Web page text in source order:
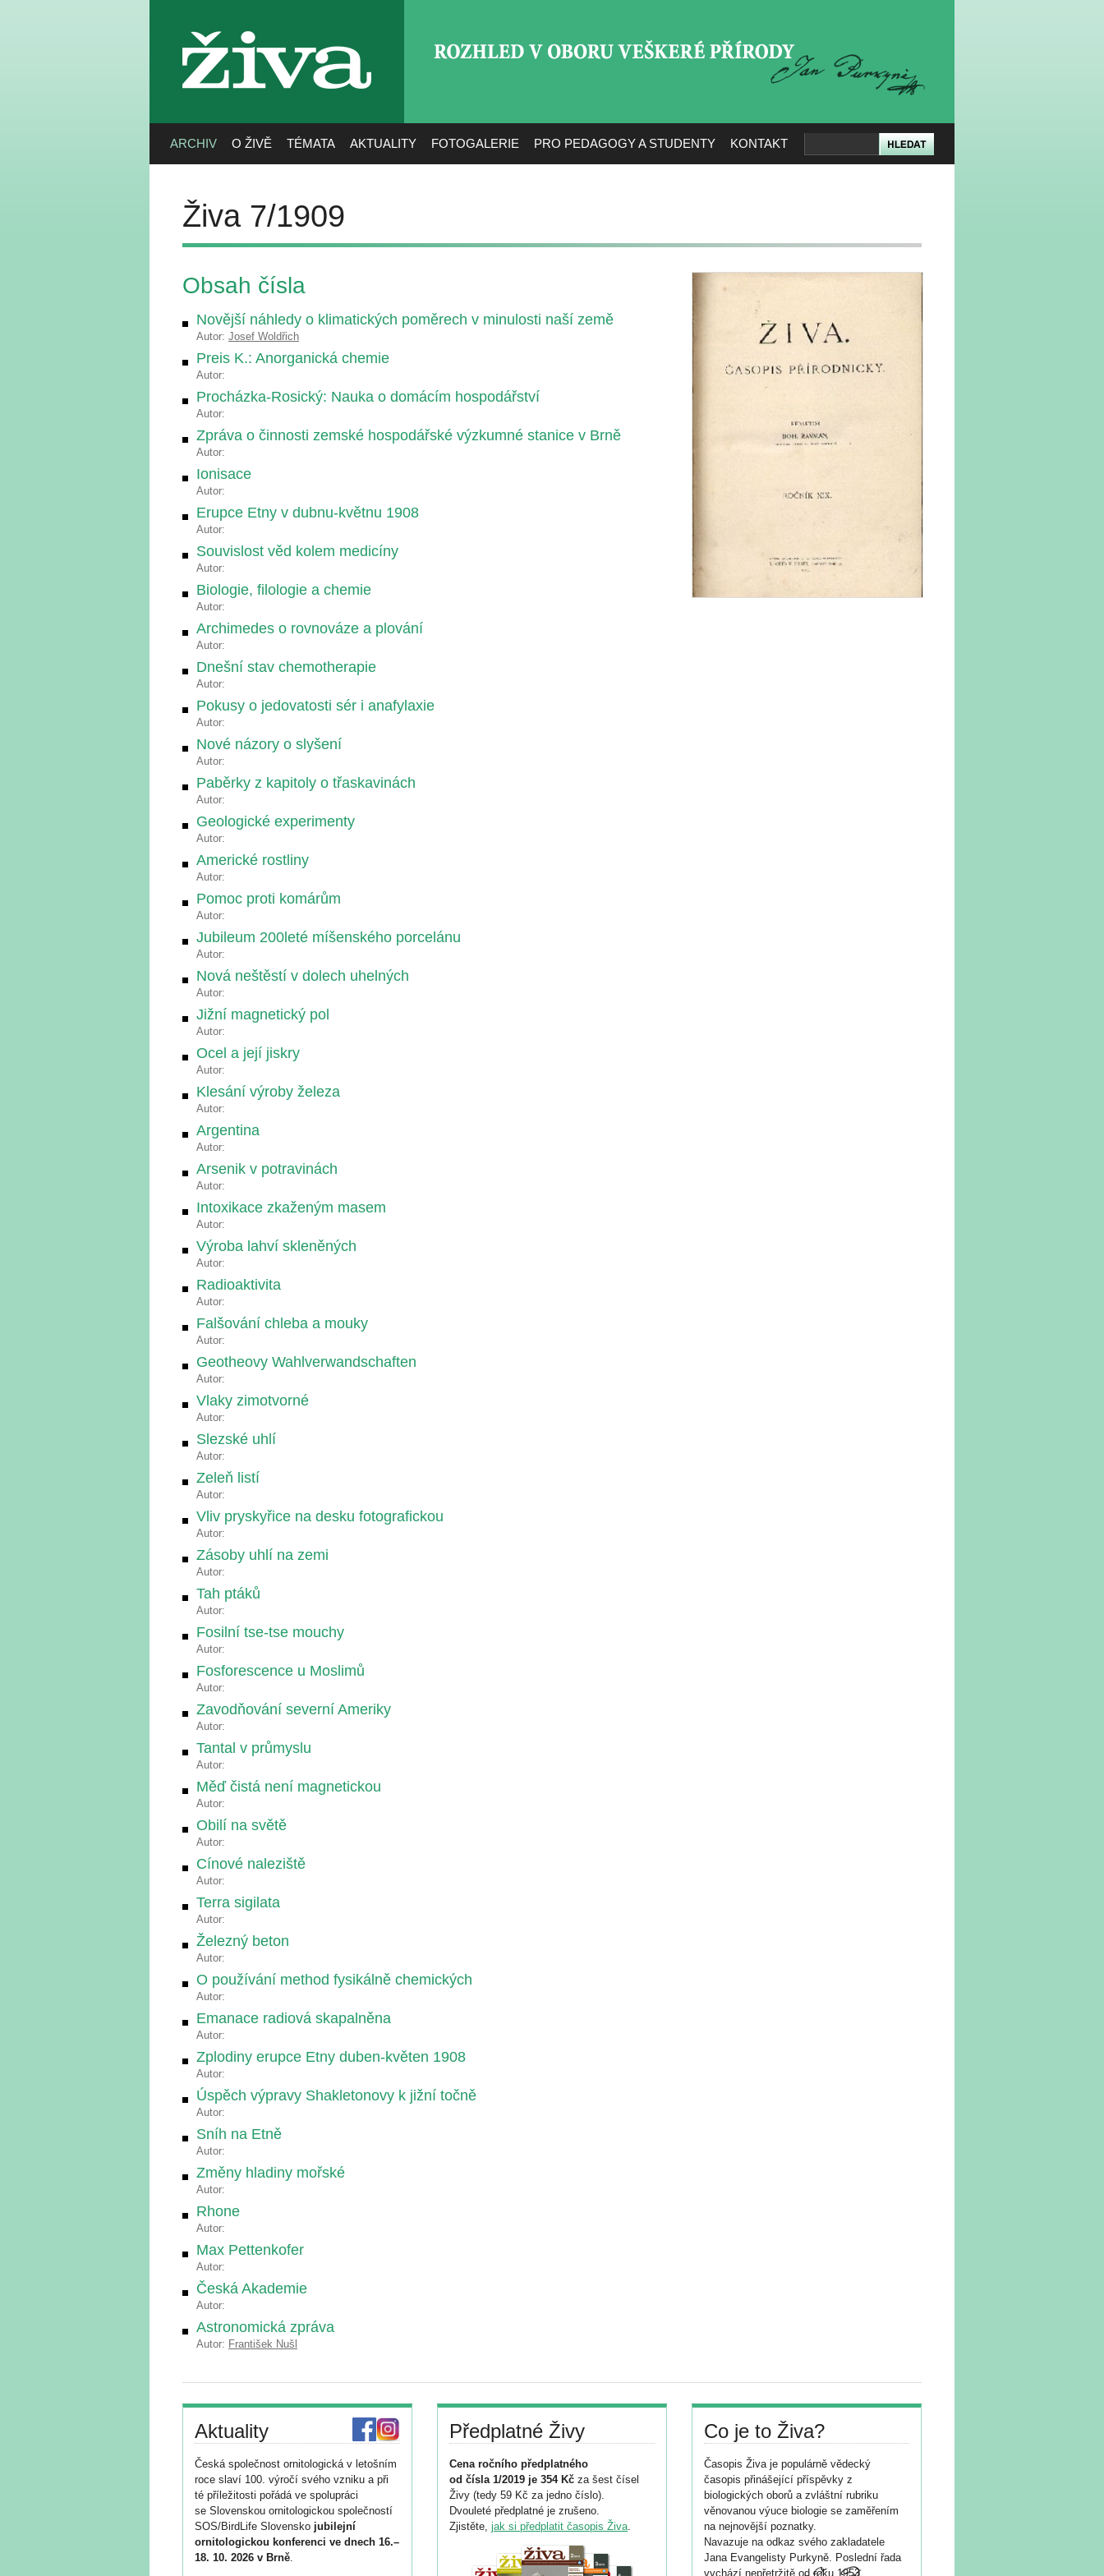
živa
ARCHIV O ŽIVĚ TÉMATA AKTUALITY FOTOGALERIE PRO PEDAGOGY A STUDENTY KONTAKT
Živa 7/1909
Obsah čísla
Novější náhledy o klimatických poměrech v minulosti naší země
Autor: Josef Woldřich
Preis K.: Anorganická chemie
Autor:
Procházka-Rosický: Nauka o domácím hospodářství
Autor:
Zpráva o činnosti zemské hospodářské výzkumné stanice v Brně
Autor:
Ionisace
Autor:
Erupce Etny v dubnu-květnu 1908
Autor:
Souvislost věd kolem medicíny
Autor:
Biologie, filologie a chemie
Autor:
Archimedes o rovnováze a plování
Autor:
Dnešní stav chemotherapie
Autor:
Pokusy o jedovatosti sér i anafylaxie
Autor:
Nové názory o slyšení
Autor:
Paběrky z kapitoly o třaskavinách
Autor:
Geologické experimenty
Autor:
Americké rostliny
Autor:
Pomoc proti komárům
Autor:
Jubileum 200leté míšenského porcelánu
Autor:
Nová neštěstí v dolech uhelných
Autor:
Jižní magnetický pol
Autor:
Ocel a její jiskry
Autor:
Klesání výroby železa
Autor:
Argentina
Autor:
Arsenik v potravinách
Autor:
Intoxikace zkaženým masem
Autor:
Výroba lahví skleněných
Autor:
Radioaktivita
Autor:
Falšování chleba a mouky
Autor:
Geotheovy Wahlverwandschaften
Autor:
Vlaky zimotvorné
Autor:
Slezské uhlí
Autor:
Zeleň listí
Autor:
Vliv pryskyřice na desku fotografickou
Autor:
Zásoby uhlí na zemi
Autor:
Tah ptáků
Autor:
Fosilní tse-tse mouchy
Autor:
Fosforescence u Moslimů
Autor:
Zavodňování severní Ameriky
Autor:
Tantal v průmyslu
Autor:
Měď čistá není magnetickou
Autor:
Obilí na světě
Autor:
Cínové naleziště
Autor:
Terra sigilata
Autor:
Železný beton
Autor:
O používání method fysikálně chemických
Autor:
Emanace radiová skapalněna
Autor:
Zplodiny erupce Etny duben-květen 1908
Autor:
Úspěch výpravy Shakletonovy k jižní točně
Autor:
Sníh na Etně
Autor:
Změny hladiny mořské
Autor:
Rhone
Autor:
Max Pettenkofer
Autor:
Česká Akademie
Autor:
Astronomická zpráva
Autor: František Nušl
Aktuality
Česká společnost ornitologická v letošním
roce slaví 100. výročí svého vzniku a při
té příležitosti pořádá ve spolupráci
se Slovenskou ornitologickou společností
SOS/BirdLife Slovensko jubilejní
ornitologickou konferenci ve dnech 16.–
18. 10. 2026 v Brně.
Předplatné Živy
Cena ročního předplatného
od čísla 1/2019 je 354 Kč za šest čísel
Živy (tedy 59 Kč za jedno číslo).
Dvouleté předplatné je zrušeno.
Zjistěte, jak si předplatit časopis Živa.
Co je to Živa?
Časopis Živa je populárně vědecký
časopis přinášející příspěvky z
biologických oborů a zvláštní rubriku
věnovanou výuce biologie se zaměřením
na nejnovější poznatky.
Navazuje na odkaz svého zakladatele
Jana Evangelisty Purkyně. Poslední řada
vychází nepřetržitě od roku 1953.